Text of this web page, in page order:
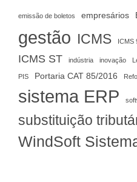
emissão de boletos empresários
gestão ICMS ICMS
ICMS ST indústria inovação
PIS Portaria CAT 85/2016
sistema ERP
substituição
WindSoft